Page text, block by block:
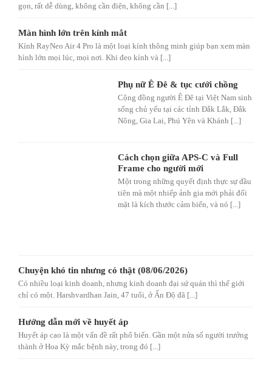
gọn, rất dễ dùng, không cần điện, không cần [...]
Màn hình lớn trên kính mắt
Kính RayNeo Air 4 Pro là một loại kính thông minh giúp bạn xem màn
hình lớn mọi lúc, mọi nơi. Khi đeo kính và [...]
Phụ nữ Ê Đê & tục cưới chồng
Cộng đồng người Ê Đê tại Việt Nam sinh
sống chủ yếu tại các tỉnh Đắk Lắk, Đắk
Nông, Gia Lai, Phú Yên và Khánh [...]
Cách chọn giữa APS-C và Full
Frame cho người mới
Một trong những quyết định thực sự đầu
tiên mà một nhiếp ảnh gia mới phải đối
mặt là kích thước cảm biến, và nó [...]
Chuyện khó tin nhưng có thật (08/06/2026)
Có nhiều loại kinh doanh, nhưng kinh doanh đại sứ quán thì thế giới
chỉ có một. Harshvardhan Jain, 47 tuổi, ở Ấn Độ đã [...]
Hướng dẫn mới về huyết áp
Huyết áp cao là một vấn đề rất phổ biến. Gần một nửa số người trưởng
thành ở Hoa Kỳ mắc bệnh này, trong đó [...]